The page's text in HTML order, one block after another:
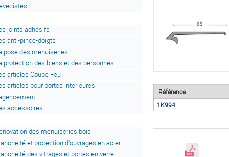
joints adhésifs
anti-pince-doigts
pose des menuiseries
protection des biens et des personnes
articles Coupe Feu
articles pour portes interieures
accessoires
des menuiseries bois
et protection d'ouvrages en acier
des vitrages et portes en verre
Référence
1K994